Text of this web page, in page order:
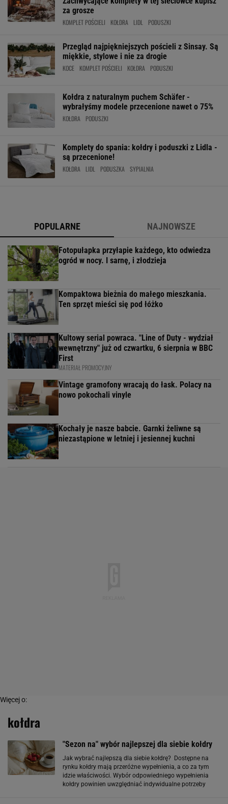
za grosze
KOMPLET POŚCIELI KOŁDRA LIDL PODUSZKI
Przegląd najpiękniejszych pościeli z Sinsay. Są
miękkie, stylowe i nie za drogie
KOCE KOMPLET POŚCIELI KOŁDRA PODUSZKI
Kołdra z naturalnym puchem Schäfer -
wybrałyśmy modele przecenione nawet o 75%
KOŁDRA PODUSZKI
Komplety do spania: kołdry i poduszki z Lidla -
są przecenione!
KOŁDRA LIDL PODUSZKA SYPIALNIA
POPULARNE NAJNOWSZE
Fotopułapka przyłapie każdego, kto odwiedza
ogród w nocy. I sarnę, i złodzieja
Kompaktowa bieżnia do małego mieszkania.
Ten sprzęt mieści się pod łóżko
Kultowy serial powraca. "Line of Duty - wydział
wewnętrzny" już od czwartku, 6 sierpnia w BBC
First
MATERIAŁ PROMOCYJNY
Vintage gramofony wracają do łask. Polacy na
nowo pokochali vinyle
Kochały je nasze babcie. Garnki żeliwne są
niezastąpione w letniej i jesiennej kuchni
Więcej o:
kołdra
"Sezon na" wybór najlepszej dla siebie kołdry
Jak wybrać najlepszą dla siebie kołdrę? Dostępne na
rynku kołdry mają przeróżne wypełnienia, a co za tym
idzie właściwości. Wybór odpowiedniego wypełnienia
kołdry powinien uwzględniać indywidualne potrzeby